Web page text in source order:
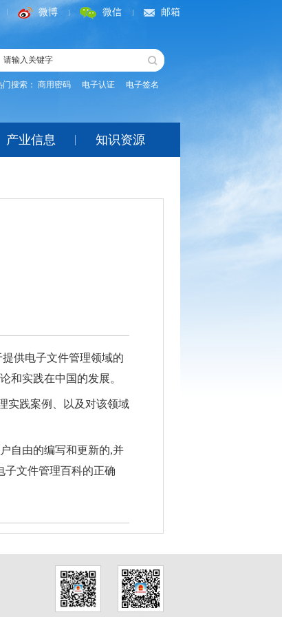
微博 微信 邮箱
门搜索： 商用密码 电子认证 电子签名
产业信息 知识资源
供电子文件管理领域的
和实践在中国的发展。
实践案例、以及对该领域
自由的编写和更新的,并
子文件管理百科的正确